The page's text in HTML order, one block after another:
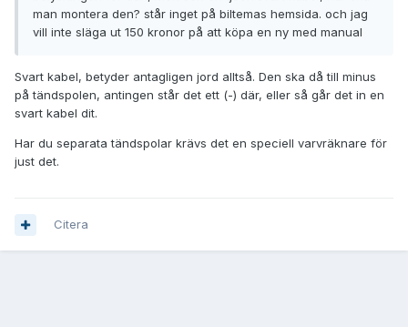
man montera den? står inget på biltemas hemsida. och jag
vill inte släga ut 150 kronor på att köpa en ny med manual
Svart kabel, betyder antagligen jord alltså. Den ska då till minus
på tändspolen, antingen står det ett (-) där, eller så går det in en
svart kabel dit.
Har du separata tändspolar krävs det en speciell varvräknare för
just det.
Citera